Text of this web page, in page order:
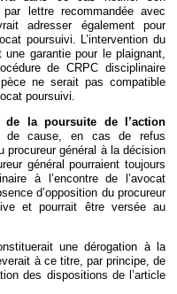
lettre recommandée avec
adresser également pour
poursuivi. L’intervention du
garantie pour le plaignant,
de CRPC disciplinaire
ne serait pas compatible
poursuivi.
la poursuite de l’action
cause, en cas de refus
procureur général à la décision
général pourraient toujours
à l’encontre de l’avocat
d’opposition du procureur
et pourrait être versée au
une dérogation à la
à ce titre, par principe, de
des dispositions de l’article